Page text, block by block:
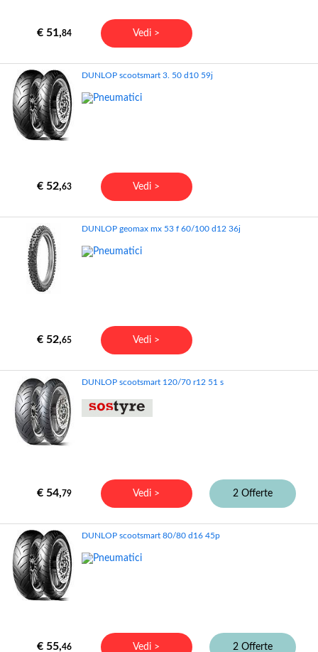
€ 51,84 Vedi >
DUNLOP scootsmart 3. 50 d10 59j
€ 52,63 Vedi >
DUNLOP geomax mx 53 f 60/100 d12 36j
€ 52,65 Vedi >
DUNLOP scootsmart 120/70 r12 51 s
€ 54,79 Vedi > 2 Offerte
DUNLOP scootsmart 80/80 d16 45p
€ 55,46 Vedi > 2 Offerte